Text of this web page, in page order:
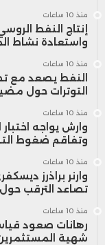
منذ 10 ساعات
إنتاج النفط
واستعادة نشاط
منذ 10 ساعات
النفط يصعد مع
التوترات حول
منذ 10 ساعات
وارش يواجه
وتفاقم ضغوط
منذ 10 ساعات
وارنر براذرز
تصاعد الترقب
منذ 10 ساعات
شهية